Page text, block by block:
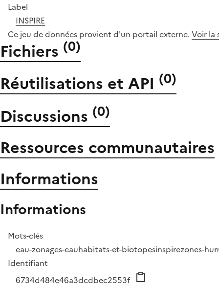
Label
INSPIRE
Ce jeu de données provient d'un portail externe. Voir la
Fichiers (0)
Réutilisations et API (0)
Discussions (0)
Ressources communautaires
Informations
Informations
Mots-clés
eau-zonages-eauhabitats-et-biotopesinspirezones-
Identifiant
6734d484e46a3dcdbec2553f